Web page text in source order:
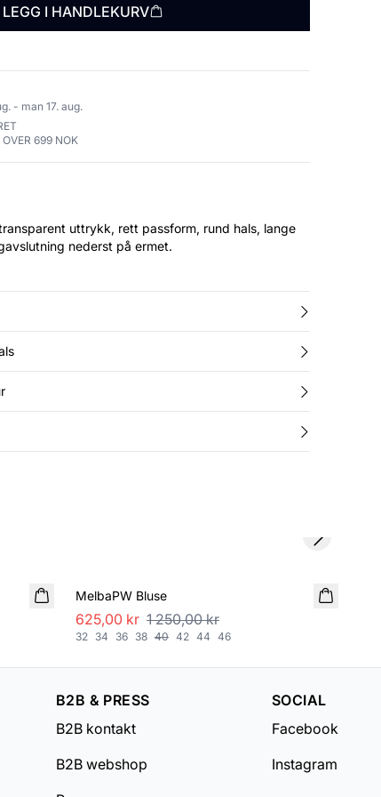
LEGG I HANDLEKURV
- man 17. aug.
699 NOK
uttrykk, rett passform, rund hals, lange
nederst på ermet.
MelbaPW Bluse
625,00 kr 1 250,00 kr
32 34 36 38 40 42 44 46
Next slide
B2B & PRESS
B2B kontakt
B2B webshop
SOCIAL
Facebook
Instagram